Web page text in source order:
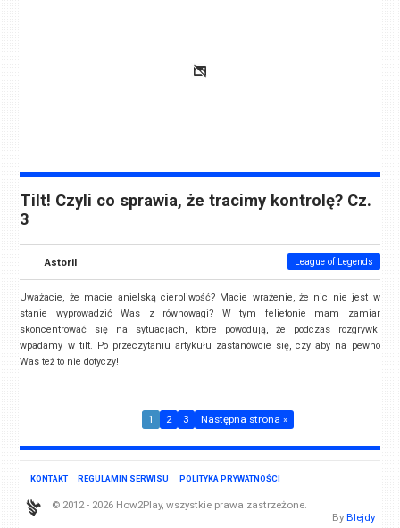
Tilt! Czyli co sprawia, że tracimy kontrolę? Cz.
3
Astoril League of Legends
Uważacie, że macie anielską cierpliwość? Macie wrażenie, że nic nie jest w
stanie wyprowadzić Was z równowagi? W tym felietonie mam zamiar
skoncentrować się na sytuacjach, które powodują, że podczas rozgrywki
wpadamy w tilt. Po przeczytaniu artykułu zastanówcie się, czy aby na pewno
Was też to nie dotyczy!
1 2 3 Następna strona »
KONTAKT REGULAMIN SERWISU POLITYKA PRYWATNOŚCI
© 2012 - 2026 How2Play, wszystkie prawa zastrzeżone.
By Blejdy